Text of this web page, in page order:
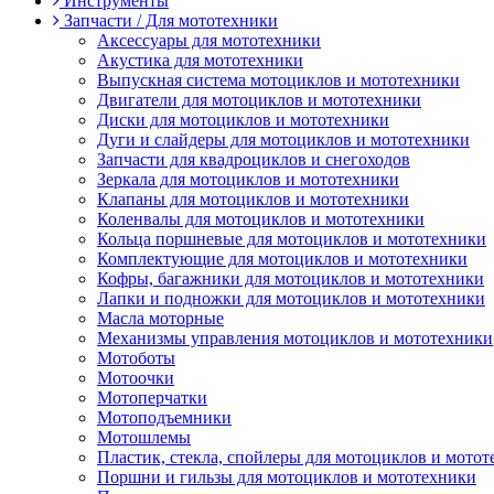
Запчасти / Для мототехники
Аксессуары для мототехники
Акустика для мототехники
Выпускная система мотоциклов и мототехники
Двигатели для мотоциклов и мототехники
Диски для мотоциклов и мототехники
Дуги и слайдеры для мотоциклов и мототехники
Запчасти для квадроциклов и снегоходов
Зеркала для мотоциклов и мототехники
Клапаны для мотоциклов и мототехники
Коленвалы для мотоциклов и мототехники
Кольца поршневые для мотоциклов и мототехники
Комплектующие для мотоциклов и мототехники
Кофры, багажники для мотоциклов и мототехники
Лапки и подножки для мотоциклов и мототехники
Масла моторные
Механизмы управления мотоциклов и мототехники
Мотоботы
Мотоочки
Мотоперчатки
Мотоподъемники
Мотошлемы
Пластик, стекла, спойлеры для мотоциклов и
Поршни и гильзы для мотоциклов и мототехники